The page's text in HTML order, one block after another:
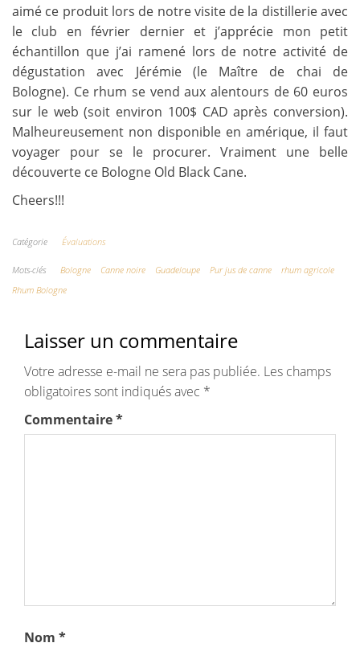
aimé ce produit lors de notre visite de la distillerie avec
le club en février dernier et j’apprécie mon petit
échantillon que j’ai ramené lors de notre activité de
dégustation avec Jérémie (le Maître de chai de
Bologne). Ce rhum se vend aux alentours de 60 euros
sur le web (soit environ 100$ CAD après conversion).
Malheureusement non disponible en amérique, il faut
voyager pour se le procurer. Vraiment une belle
découverte ce Bologne Old Black Cane.
Cheers!!!
Catégorie Évaluations
Mots-clés Bologne Canne noire Guadeloupe Pur jus de canne
rhum agricole
Rhum Bologne
Laisser un commentaire
Votre adresse e-mail ne sera pas publiée. Les champs
obligatoires sont indiqués avec *
Commentaire*
Nom *